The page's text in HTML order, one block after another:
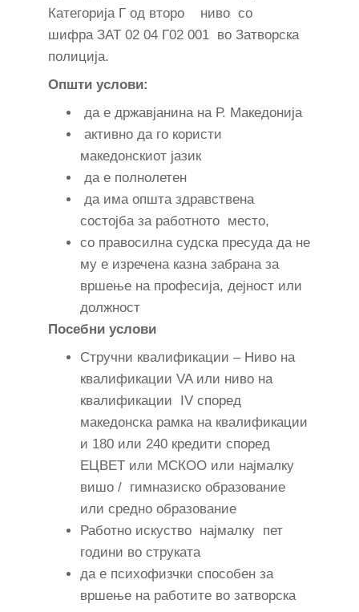
Категорија Г од второ ниво со
шифра ЗАТ 02 04 Г02 001 во Затворска
полиција.
Општи услови:
да е државјанина на Р. Македонија
активно да го користи
македонскиот јазик
да е полнолетен
да има општа здравствена
состојба за работното место,
со правосилна судска пресуда да не
му е изречена казна забрана за
вршење на професија, дејност или
должност
Посебни услови
Стручни квалификации – Ниво на
квалификации VA или ниво на
квалификации IV според
македонска рамка на квалификации
и 180 или 240 кредити според
ЕЦВЕТ или МСКОО или најмалку
вишо / гимназиско образование
или средно образование
Работно искуство најмалку пет
години во струката
да е психофизчки способен за
вршење на работите во затворска